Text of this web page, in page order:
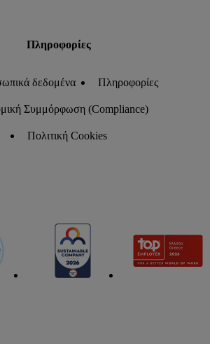
Πληροφορίες
δεδομένα Πληροφορίες
Συμμόρφωση (Compliance)
Πολιτική Cookies